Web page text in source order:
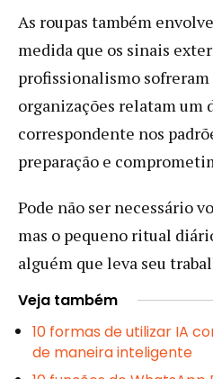
As roupas também
medida que os sinais
profissionalismo sofreram
organizações relatam um
correspondente nos
preparação e
Pode não ser necessário
mas o pequeno ritual
alguém que leva seu
Veja também
10 formas de utilizar IA
de maneira inteligente